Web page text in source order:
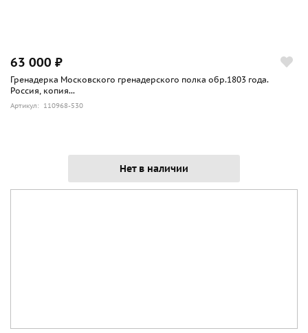
63 000 ₽
Гренадерка Московского гренадерского полка обр.1803 года.
Россия, копия...
Артикул: 110968-530
Нет в наличии